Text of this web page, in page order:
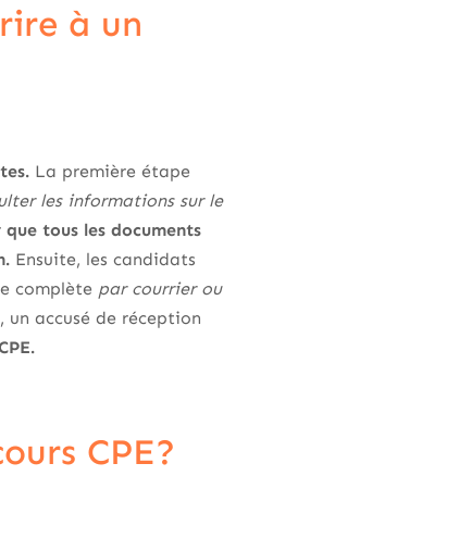
à un
La première étape
les informations sur le
que tous les documents
Ensuite, les candidats
complète par courrier ou
accusé de réception
CPE?